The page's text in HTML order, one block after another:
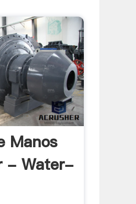
Manos
- Water-